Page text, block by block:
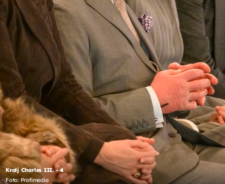
Kralj Charles III. - 4
Foto: Profimedia